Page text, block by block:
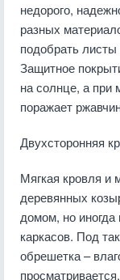
недорого,
разных
подобрать листы
Защитное
на солнце, а при
поражает
Двухсторонняя
Мягкая кровля и
деревянных
домом, но
каркасов. Под
обрешетка –